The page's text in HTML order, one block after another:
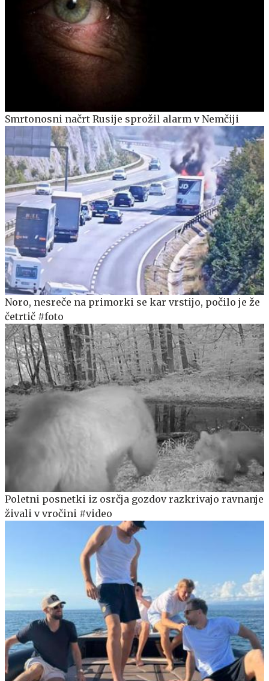
Smrtonosni načrt Rusije sprožil alarm v Nemčiji
Noro, nesreče na primorki se kar vrstijo, počilo je že
četrtič #foto
Poletni posnetki iz osrčja gozdov razkrivajo ravnanje
živali v vročini #video